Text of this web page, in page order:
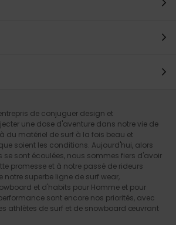
de conjuguer design et
une dose d'aventure dans notre vie de
du matériel de surf à la fois beau et
soient les conditions. Aujourd'hui, alors
se sont écoulées, nous sommes fiers d'avoir
promesse et à notre passé de rideurs
superbe ligne de surf wear,
et d'habits pour Homme et pour
sont encore nos priorités, avec
athlètes de surf et de snowboard œuvrant